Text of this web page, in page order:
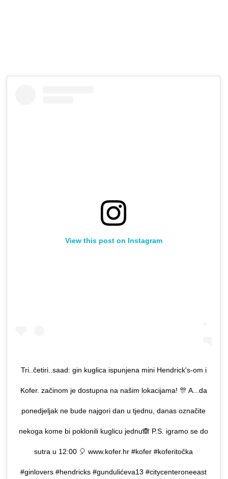
View this post on Instagram
Tri..četiri..saad: gin kuglica ispunjena mini Hendrick's-om i
Kofer. začinom je dostupna na našim lokacijama! 🎊 A...da
ponedjeljak ne bude najgori dan u tjednu, danas označite
nekoga kome bi poklonili kuglicu jednu🙈 P.S. igramo se do
sutra u 12:00 🎈 www.kofer.hr #kofer #koferitočka
#ginlovers #hendricks #gundulićeva13 #citycenteroneeast